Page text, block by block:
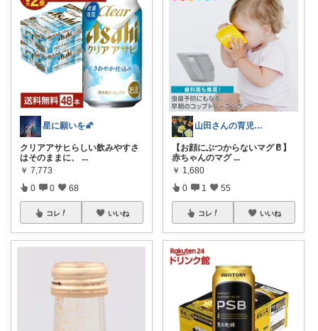
星に願いを🌠
クリアアサヒらしい飲みやすさ
はそのままに、
...
￥ 7,773
0 0 68
コレ いいね
山田さんの育児&チンチラの便利グッズ💕
【お顔にぶつからないマグ🥛】
赤ちゃんのマグ ...
￥ 1,680
0 1 55
コレ いいね